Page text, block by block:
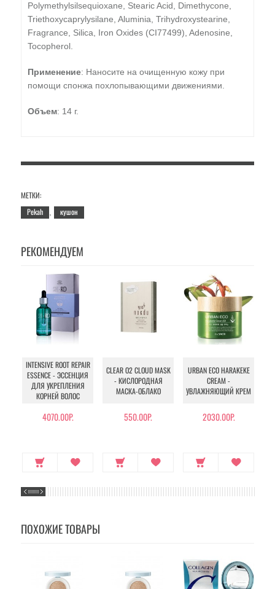
Polymethylsilsequioxane, Stearic Acid, Dimethycone,
Triethoxycaprylysilane, Aluminia, Trihydroxystearine,
Fragrance, Silica, Iron Oxides (CI77499), Adenosine,
Tocopherol.
Применение: Наносите на очищенную кожу при
помощи спонжа похлопывающими движениями.
Объем: 14 г.
МЕТКИ:
Pekah
кушон
РЕКОМЕНДУЕМ
INTENSIVE ROOT REPAIR
ESSENCE - ЭССЕНЦИЯ
ДЛЯ УКРЕПЛЕНИЯ
КОРНЕЙ ВОЛОС
4070.00Р.
CLEAR O2 CLOUD MASK
- КИСЛОРОДНАЯ
МАСКА-ОБЛАКО
550.00Р.
URBAN ECO HARAKEKE
CREAM -
УВЛАЖНЯЮЩИЙ КРЕМ
2030.00Р.
ПОХОЖИЕ ТОВАРЫ